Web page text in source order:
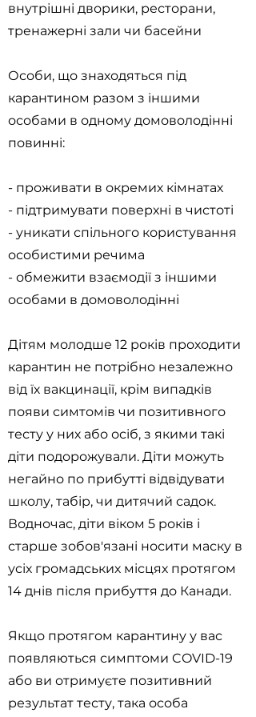
внутрішні дворики, ресторани,
тренажерні зали чи басейни
Особи, що знаходяться під
карантином разом з іншими
особами в одному домоволодінні
повинні:
- проживати в окремих кімнатах
- підтримувати поверхні в чистоті
- уникати спільного користування
особистими речима
- обмежити взаємодії з іншими
особами в домоволодінні
Дітям молодше 12 років проходити
карантин не потрібно незалежно
від їх вакцинації, крім випадків
появи симтомів чи позитивного
тесту у них або осіб, з якими такі
діти подорожували. Діти можуть
негайно по прибутті відвідувати
школу, табір, чи дитячий садок.
Водночас, діти віком 5 років і
старше зобов'язані носити маску в
усіх громадських місцях протягом
14 днів після прибуття до Канади.
Якщо протягом карантину у вас
появляються симптоми COVID-19
або ви отримуєте позитивний
результат тесту, така особа